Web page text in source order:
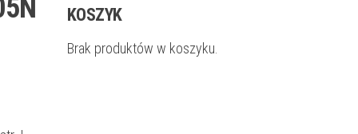
KOSZYK
Brak produktów w koszyku.